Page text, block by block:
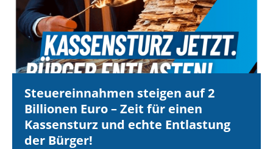
Steuereinnahmen steigen auf 2
Billionen Euro – Zeit für einen
Kassensturz und echte Entlastung
der Bürger!